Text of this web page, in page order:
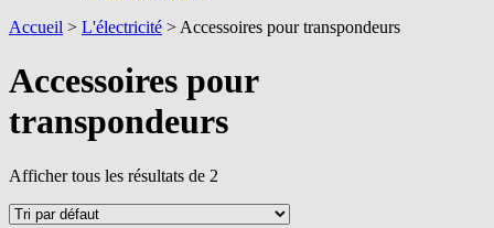
Accueil > L'électricité > Accessoires pour transpondeurs
Accessoires pour
transpondeurs
Afficher tous les résultats de 2